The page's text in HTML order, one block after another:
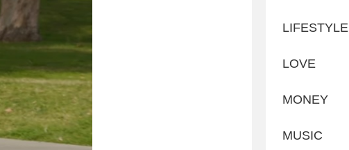
LIFESTYLE
LOVE
MONEY
MUSIC